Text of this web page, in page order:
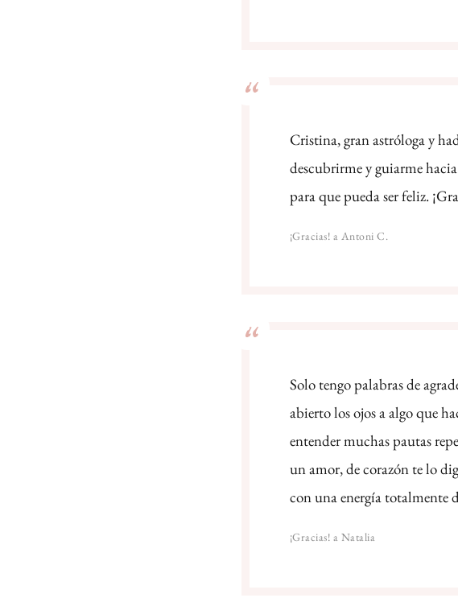
Cristina, gran astróloga y
descubrirme y guiarme
para que pueda ser feliz.
¡Gracias! a Antoni C.
Solo tengo palabras de
abierto los ojos a algo que
entender muchas pautas
un amor, de corazón te lo
con una energía totalmente
¡Gracias! a Natalia